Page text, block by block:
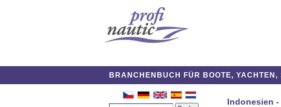
BRANCHENBUCH FÜR BOOTE,
Indonesien